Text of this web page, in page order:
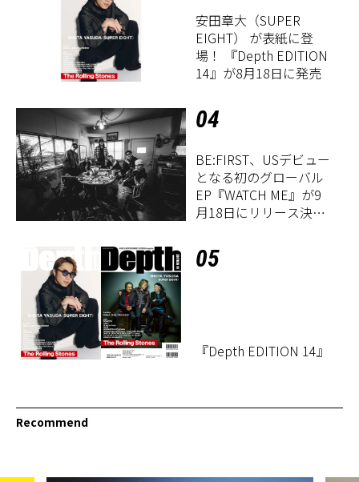
安田章大（SUPER
EIGHT） が表紙に登
場！ 『Depth EDITION
14』が8月18日に発売
04
BE:FIRST、USデビュー
となる初のグローバル
EP『WATCH ME』が9
月18日にリリース決
05
『Depth EDITION 14』
Recommend